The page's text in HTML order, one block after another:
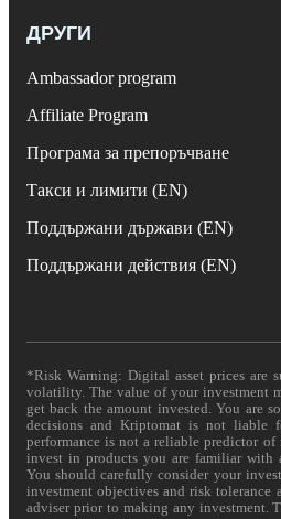
ДРУГИ
Ambassador program
Affiliate Program
Програма за препоръчване
Такси и лимити (EN)
Поддържани държави (EN)
Поддържани действия (EN)
*Risk Warning: Digital asset prices are
volatility. The value of your investment
get back the amount invested. You are
decisions and Kriptomat is not liable
performance is not a reliable predictor
invest in products you are familiar with
You should carefully consider your
investment objectives and risk tolerance
adviser prior to making any investment.